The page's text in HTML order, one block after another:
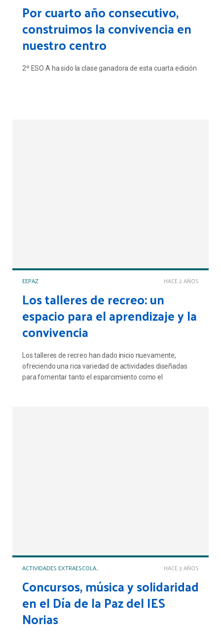
Por cuarto año consecutivo,
construimos la convivencia en
nuestro centro
2º ESO A ha sido la clase ganadora de esta cuarta edición
HACE 2 AÑOS
EEPAZ
Los talleres de recreo: un
espacio para el aprendizaje y la
convivencia
Los talleres de recreo han dado inicio nuevamente,
ofreciendo una rica variedad de actividades diseñadas
para fomentar tanto el esparcimiento como el
HACE 3 AÑOS
ACTIVIDADES EXTRAESCOLARES Y COMPLEMENTARIAS
Concursos, música y solidaridad
en el Día de la Paz del IES
Norias